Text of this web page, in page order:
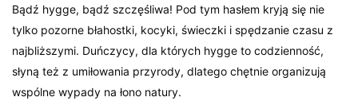
Bądź hygge, bądź szczęśliwa! Pod tym hasłem kryją się nie
tylko pozorne błahostki, kocyki, świeczki i spędzanie czasu z
najbliższymi. Duńczycy, dla których hygge to codzienność,
słyną też z umiłowania przyrody, dlatego chętnie organizują
wspólne wypady na łono natury.